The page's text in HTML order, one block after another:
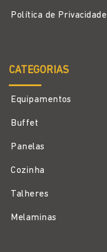
Política de Privacidade
CATEGORIAS
Equipamentos
Buffet
Panelas
Cozinha
Talheres
Melaminas